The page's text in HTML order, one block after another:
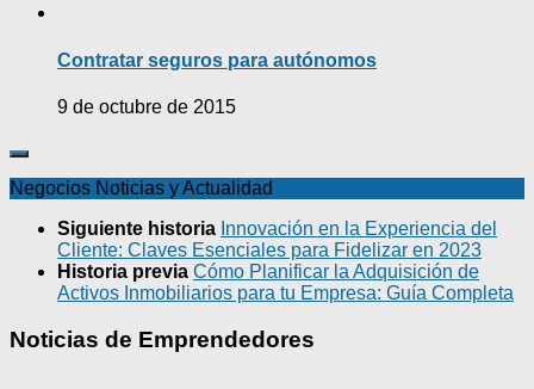
Contratar seguros para autónomos
9 de octubre de 2015
Negocios Noticias y Actualidad
Siguiente historia Innovación en la Experiencia del
Cliente: Claves Esenciales para Fidelizar en 2023
Historia previa Cómo Planificar la Adquisición de
Activos Inmobiliarios para tu Empresa: Guía Completa
Noticias de Emprendedores